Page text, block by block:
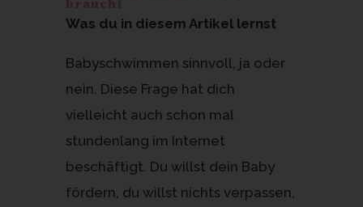
braucht
Was du in diesem Artikel lernst
Babyschwimmen sinnvoll, ja oder
nein. Diese Frage hat dich
vielleicht auch schon mal
stundenlang im Internet
beschäftigt. Du willst dein Baby
fördern, du willst nichts verpassen,